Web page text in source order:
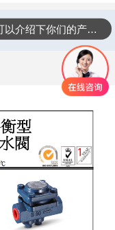
蒸汽疏水閥 可以介绍下你们的产品么